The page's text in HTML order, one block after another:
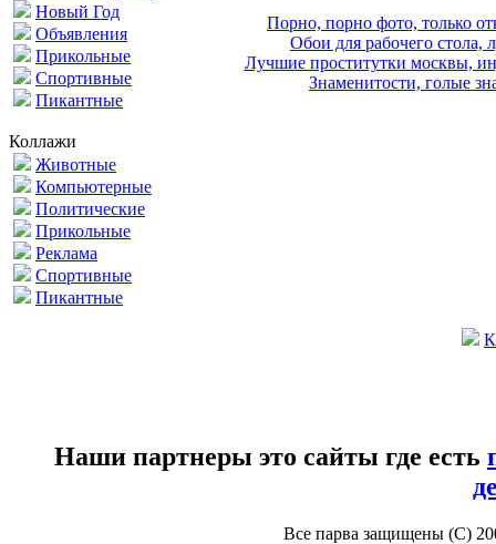
Новый Год
Объявления
Прикольные
Спортивные
Пикантные
Коллажи
Животные
Компьютерные
Политические
Прикольные
Реклама
Спортивные
Пикантные
Порно, порно фото, только
Обои для рабочего стола,
Лучшие проститутки москвы,
Знаменитости, голые
Наши партнеры это сайты где есть
Все парва защищены (С)